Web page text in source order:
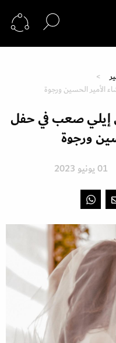
الأمير الحسين ورجوة
من إيلي صعب في حفل
ورجوة
01 يونيو 2023